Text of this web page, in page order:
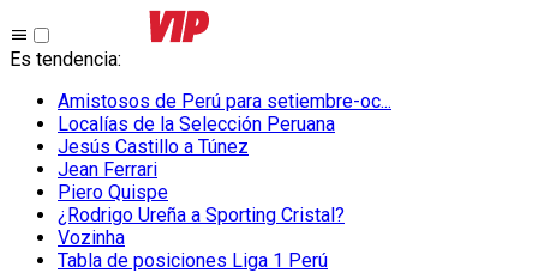
Es tendencia:
Amistosos de Perú para setiembre-oc...
Localías de la Selección Peruana
Jesús Castillo a Túnez
Jean Ferrari
Piero Quispe
¿Rodrigo Ureña a Sporting Cristal?
Vozinha
Tabla de posiciones Liga 1 Perú